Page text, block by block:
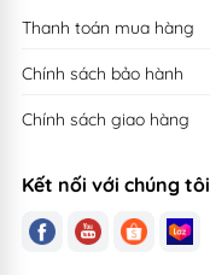
Thanh toán mua hàng
Chính sách bảo hành
Chính sách giao hàng
Kết nối với chúng tôi